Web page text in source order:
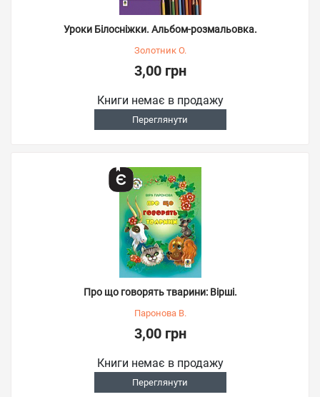
Уроки Білосніжки. Альбом-розмальовка.
Золотник О.
3,00 грн
Книги немає в продажу
Переглянути
Про що говорять тварини: Вірші.
Паронова В.
3,00 грн
Книги немає в продажу
Переглянути